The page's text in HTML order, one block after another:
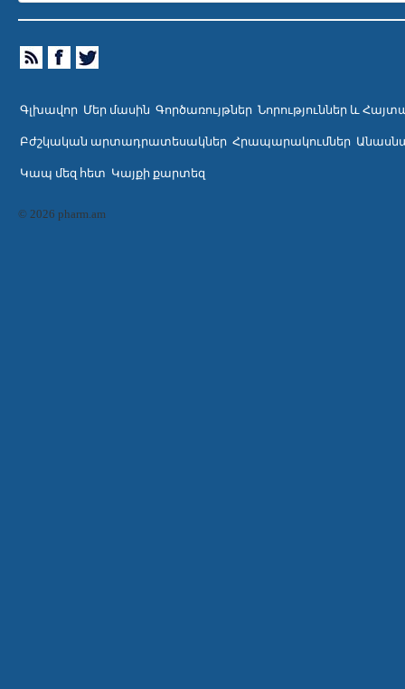
Գլխավոր Մեր մասին Գործառույթներ Նորություններ և
Բժշկական արտադրատեսակներ Հրապարակումներ
Կապ մեզ հետ Կայքի քարտեզ
© 2026 pharm.am